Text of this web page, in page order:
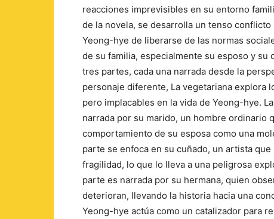
reacciones imprevisibles en su entorno
de la novela, se desarrolla un tenso
Yeong-hye de liberarse de las normas
de su familia, especialmente su esposo y su
tres partes, cada una narrada desde la
personaje diferente, La vegetariana explora
pero implacables en la vida de Yeong-hye.
narrada por su marido, un hombre ordinario
comportamiento de su esposa como una
parte se enfoca en su cuñado, un artista
fragilidad, lo que lo lleva a una peligrosa
parte es narrada por su hermana, quien
deterioran, llevando la historia hacia una
Yeong-hye actúa como un catalizador para